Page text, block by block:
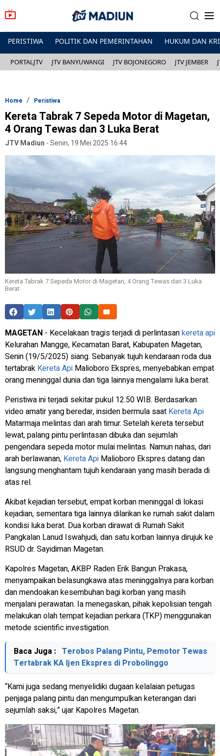
PERISTIWA POLITIK DAN PEMERINTAHAN HUKUM DAN
PORTALJTV JTV BANYUWANGI JTV BOJONEGORO JTV JEMBER
Home Peristiwa
Kereta Tabrak 7 Sepeda Motor di Magetan,
4 Orang Tewas dan 3 Luka Berat
JTV Madiun -Senin, 19 Mei 2025 16:44
Kereta Tabrak 7 Sepeda Motor di Magetan, 4 Orang Tewas dan 3 Luka
Berat
MAGETAN - Kecelakaan tragis terjadi di perlintasankereta api
Kelurahan Mangge, Kecamatan Barat, Kabupaten Magetan,
Senin (19/5/2025) siang. Sebanyak tujuh kendaraan roda dua
tertabrak Kereta Api Malioboro Ekspres, menyebabkan empat
orang meninggal dunia dan tiga lainnya mengalami luka berat.
Peristiwa ini terjadi sekitar pukul 12.50 WIB. Berdasarkan
video amatir yang beredar, insiden bermula saat Kereta Api
Matarmaja melintas dari arah timur. Setelah kereta tersebut
lewat, palang pintu perlintasan dibuka dan sejumlah
pengendara sepeda motor mulai melintas. Namun nahas, dari
arah berlawanan, Kereta Api Malioboro Ekspres datang dan
langsung menghantam tujuh kendaraan yang masih berada di
atas rel.
Akibat kejadian tersebut, empat korban meninggal di lokasi
kejadian, sementara tiga lainnya dilarikan ke rumah sakit dalam
kondisi luka berat. Dua korban dirawat di Rumah Sakit
Pangkalan Lanud Iswahjudi, dan satu korban lainnya dirujuk ke
RSUD dr. Sayidiman Magetan.
Kapolres Magetan, AKBP Raden Erik Bangun Prakasa,
menyampaikan belasungkawa atas meninggalnya para korban
dan mendoakan kesembuhan bagi korban yang masih
menjalani perawatan. Ia menegaskan, pihak kepolisian tengah
melakukan olah tempat kejadian perkara (TKP) menggunakan
metode scientific investigation.
Baca Juga : Terobos Palang Pintu, Pemotor Tewas
Tertabrak KA Ijen Ekspres di Probolinggo
“Kami juga sedang menyelidiki dugaan kelalaian petugas
penjaga palang pintu dan mengumpulkan keterangan dari
sejumlah saksi,” ujar Kapolres Magetan.